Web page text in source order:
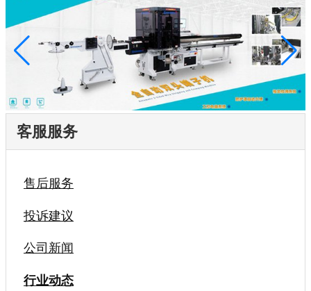
客服服务
售后服务
投诉建议
公司新闻
行业动态